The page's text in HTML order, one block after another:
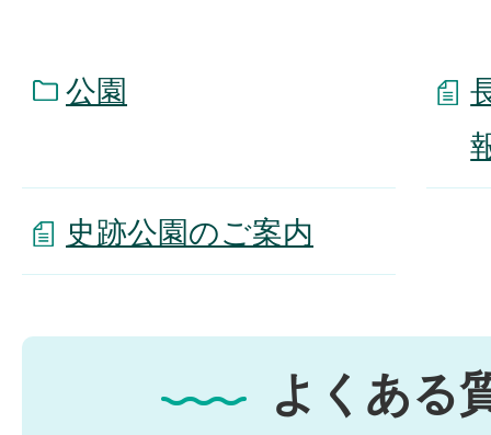
公園
史跡公園のご案内
よくある